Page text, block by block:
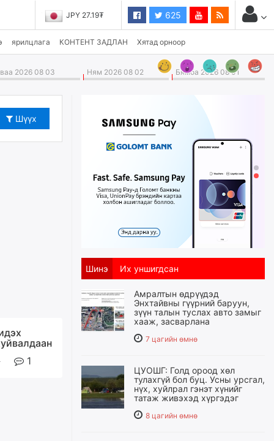
JPY 27.19₮ 625
ярилцлага КОНТЕНТ ЗАДЛАН Хятад орноор
2026 08 03 Ням 2026 08 02 Бямба 2026 08 01
Шүүх
1
Шинэ Их уншигдсан
Амралтын өдрүүдэд
Энхтайвны гүүрний баруун,
зүүн талын туслах авто замыг
хааж, засварлана
7 цагийн өмнө
ЦУОШГ: Голд ороод хөл
тулахгүй бол буц. Усны урсгал,
нүх, хуйлрал гэнэт хүнийг
татаж живэхэд хүргэдэг
8 цагийн өмнө